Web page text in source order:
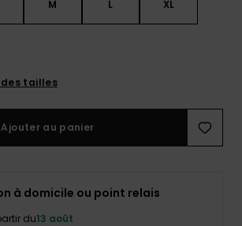
M L XL
des tailles
Ajouter au panier
à domicile ou point relais
du13 août